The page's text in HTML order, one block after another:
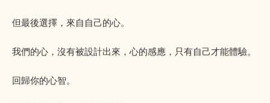
但最後選擇，來自自己的心。
我們的心，沒有被設計出來，心的感應，只有自己才能體驗。
回歸你的心智。